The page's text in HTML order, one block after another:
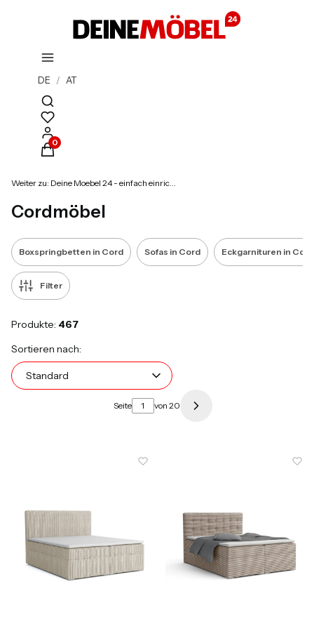
DE / AT
Suchmaschine öffnen
Produkte im Warenkorb: 0. Details anzeigen
Weiter zu: Deine Moebel 24 - einfach einrichten!
Cordmöbel
Boxspringbetten in Cord Sofas in Cord Eckgarnituren in Cord
Filter
Produkte: 467
Produktliste
Sortieren nach:
Standard
Seite von 20 Nächste Produkte